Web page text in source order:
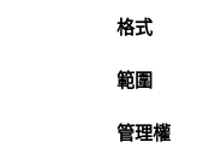
格式
範圍
管理權